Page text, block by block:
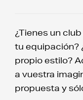
¿Tienes un
tu equipación?
propio estilo?
a vuestra
propuesta y